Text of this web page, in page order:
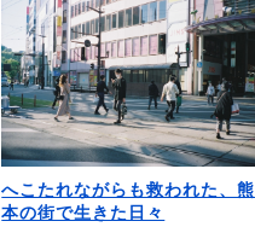
へこたれながらも救われた、熊
本の街で生きた日々